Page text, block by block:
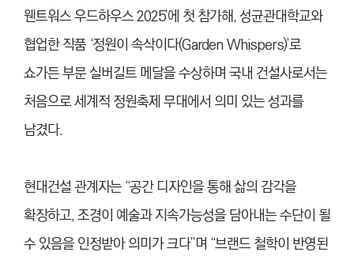
웬트워스 우드하우스 2025’에 첫 참가해, 성균관대학교와
협업한 작품 ‘정원이 속삭이다(Garden Whispers)’로
쇼가든 부문 실버길트 메달을 수상하며 국내 건설사로서는
처음으로 세계적 정원축제 무대에서 의미 있는 성과를
남겼다.
현대건설 관계자는 “공간 디자인을 통해 삶의 감각을
확장하고, 조경이 예술과 지속가능성을 담아내는 수단이 될
수 있음을 인정받아 의미가 크다”며 “브랜드 철학이 반영된